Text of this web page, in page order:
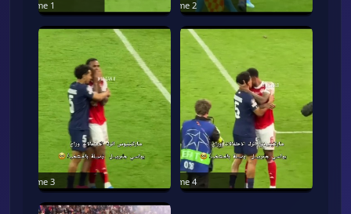
Frame 1 Frame 2
Frame 3 Frame4